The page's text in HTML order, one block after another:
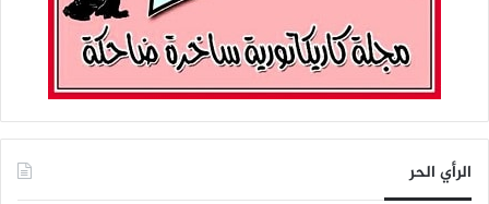
الرأي الحر